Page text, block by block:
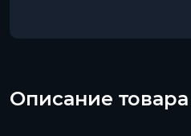
Описание товара